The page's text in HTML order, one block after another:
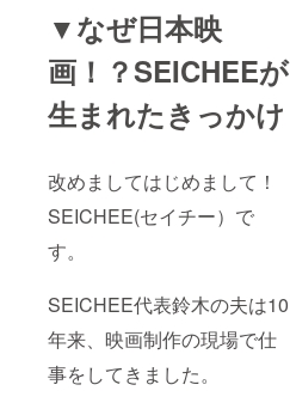
▼なぜ日本映
画！？SEICHEEが
生まれたきっかけ
改めましてはじめまして！
SEICHEE(セイチー）で
す。
SEICHEE代表鈴木の夫は10
年来、映画制作の現場で仕
事をしてきました。